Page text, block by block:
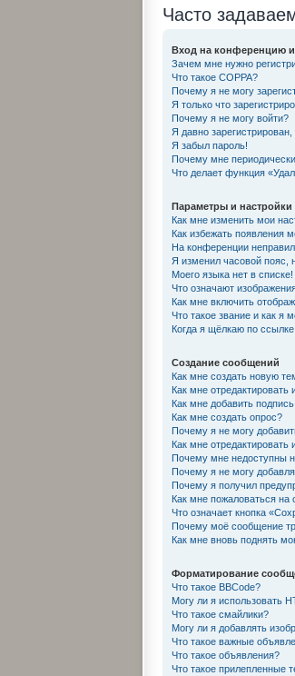
Часто
Вход на конференцию и
Зачем мне нужно
Что такое COPPA?
Почему я не могу
Я только что
Почему я не могу войти?
Я давно
Я забыл пароль!
Почему мне
Что делает функция
Параметры и настройки
Как мне изменить мои
Как избежать появления
На конференции
Я изменил часовой пояс,
Моего языка нет в списке!
Что означают
Как мне включить
Что такое звание и как я
Когда я щёлкаю по
Создание сообщений
Как мне создать новую
Как мне
Как мне добавить
Как мне создать опрос?
Почему я не могу
Как мне отредактировать
Почему мне недоступны
Почему я не могу
Почему я получил
Как мне пожаловаться
Что означает кнопка
Почему моё сообщение
Как мне вновь поднять
Форматирование
Что такое BBCode?
Могу ли я использовать
Что такое смайлики?
Могу ли я добавлять
Что такое важные
Что такое объявления?
Что такое прилепленные